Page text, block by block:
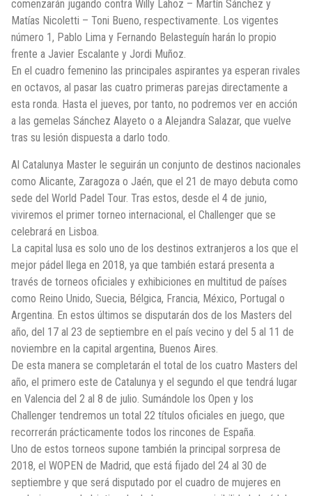
comenzarán jugando contra Willy Lahoz – Martín Sánchez y
Matías Nicoletti – Toni Bueno, respectivamente. Los vigentes
número 1, Pablo Lima y Fernando Belasteguín harán lo propio
frente a Javier Escalante y Jordi Muñoz.
En el cuadro femenino las principales aspirantes ya esperan rivales
en octavos, al pasar las cuatro primeras parejas directamente a
esta ronda. Hasta el jueves, por tanto, no podremos ver en acción
a las gemelas Sánchez Alayeto o a Alejandra Salazar, que vuelve
tras su lesión dispuesta a darlo todo.
Al Catalunya Master le seguirán un conjunto de destinos nacionales
como Alicante, Zaragoza o Jaén, que el 21 de mayo debuta como
sede del World Padel Tour. Tras estos, desde el 4 de junio,
viviremos el primer torneo internacional, el Challenger que se
celebrará en Lisboa.
La capital lusa es solo uno de los destinos extranjeros a los que el
mejor pádel llega en 2018, ya que también estará presenta a
través de torneos oficiales y exhibiciones en multitud de países
como Reino Unido, Suecia, Bélgica, Francia, México, Portugal o
Argentina. En estos últimos se disputarán dos de los Masters del
año, del 17 al 23 de septiembre en el país vecino y del 5 al 11 de
noviembre en la capital argentina, Buenos Aires.
De esta manera se completarán el total de los cuatro Masters del
año, el primero este de Catalunya y el segundo el que tendrá lugar
en Valencia del 2 al 8 de julio. Sumándole los Open y los
Challenger tendremos un total 22 títulos oficiales en juego, que
recorrerán prácticamente todos los rincones de España.
Uno de estos torneos supone también la principal sorpresa de
2018, el WOPEN de Madrid, que está fijado del 24 al 30 de
septiembre y que será disputado por el cuadro de mujeres en